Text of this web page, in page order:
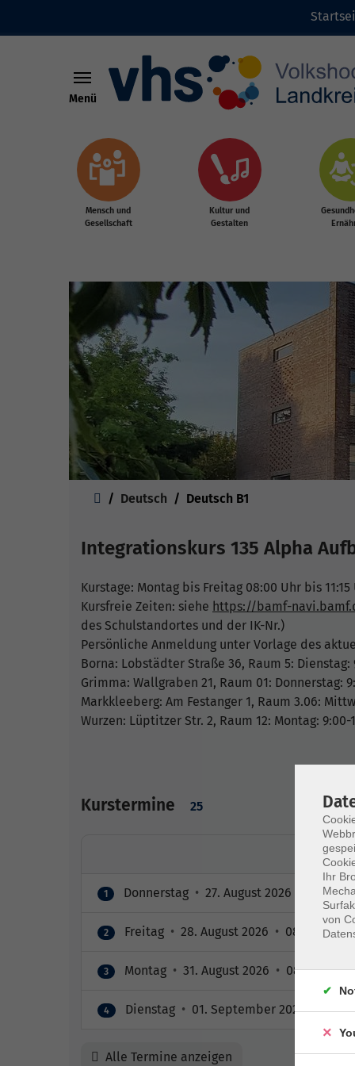
Menü
Mensch und
Gesellschaft
Kultur und
Gestalten
Deutsch Deutsch B1
Integrationskurs 135 Alpha
Kurstage: Montag bis Freitag 08:00 Uhr bis
Kursfreie Zeiten: siehe https://bamf-
des Schulstandortes und der IK-Nr.)
Persönliche Anmeldung unter Vorlage des
Borna: Lobstädter Straße 36, Raum 5: Dienstag:
Grimma: Wallgraben 21, Raum 01: Donnerstag:
Markkleeberg: Am Festanger 1, Raum 3.06:
Wurzen: Lüptitzer Str. 2, Raum 12: Montag:
Kurstermine 25
1 Donnerstag • 27. August 2026 08:00 –
2 Freitag • 28. August 2026 • 08:00 –
3 Montag • 31. August 2026 • 08:00 –
4 Dienstag • 01. September 2026 • 08:00
Alle Termine anzeigen
Ihr
von